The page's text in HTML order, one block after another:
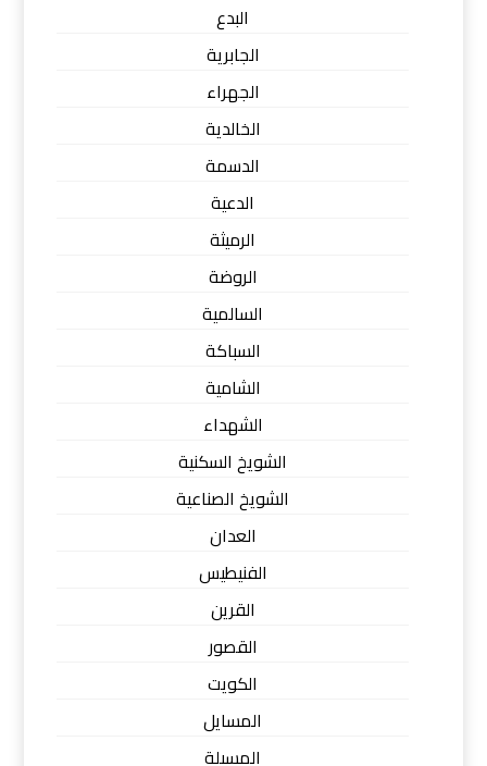
البدع
الجابرية
الجهراء
الخالدية
الدسمة
الدعية
الرميثة
الروضة
السالمية
السباكة
الشامية
الشهداء
الشويخ السكنية
الشويخ الصناعية
العدان
الفنيطيس
القرين
القصور
الكويت
المسايل
المسيلة